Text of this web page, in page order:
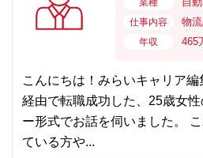
業種
仕事内容 物
年収 465
こんにちは！みらいキャリア
経由で転職成功した、25歳女
ー形式でお話を伺いました。
ている方や...